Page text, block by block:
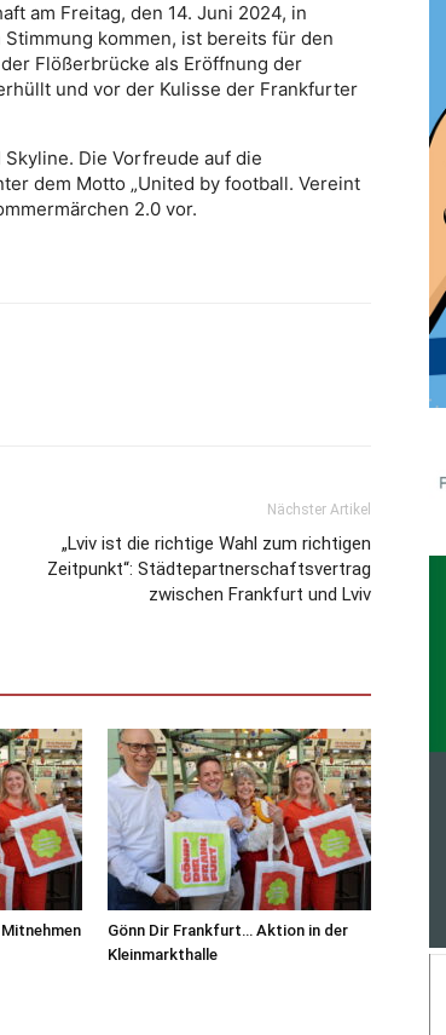
am Freitag, den 14. Juni 2024, in
kommen, ist bereits für den
Flößerbrücke als Eröffnung der
und vor der Kulisse der Frankfurter
Die Vorfreude auf die
dem Motto „United by football. Vereint
2.0 vor.
Nächster Artikel
„Lviv ist die richtige Wahl zum richtigen
Zeitpunkt“: Städtepartnerschaftsvertrag
zwischen Frankfurt und Lviv
Gönn Dir Frankfurt… Aktion in der
Kleinmarkthalle